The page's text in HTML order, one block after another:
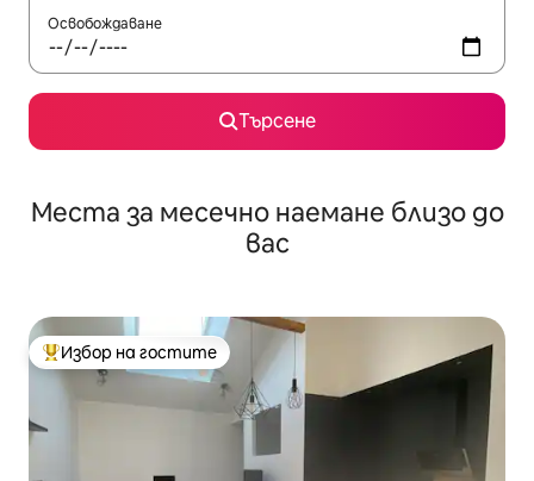
Освобождаване
Търсене
Места за месечно наемане близо до
вас
Най-популярен избор на гостите
Избор на гостите